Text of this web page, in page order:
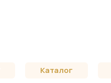
Каталог